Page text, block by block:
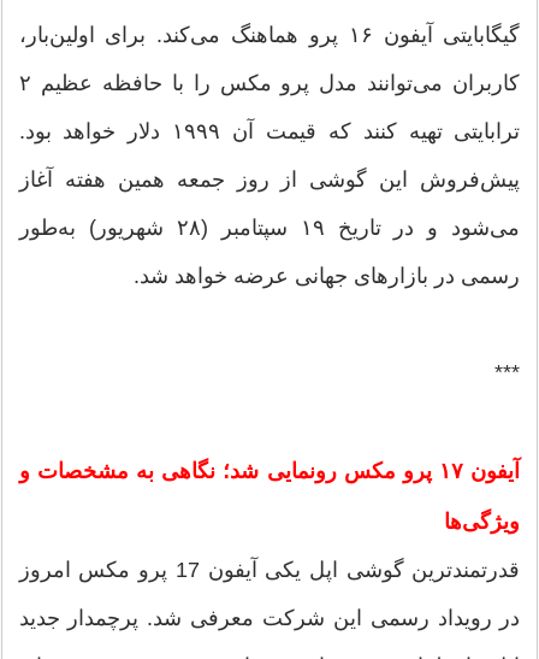
گیگابایتی آیفون ۱۶ پرو هماهنگ می‌کند. برای اولین‌بار،
کاربران می‌توانند مدل پرو مکس را با حافظه عظیم ۲
ترابایتی تهیه کنند که قیمت آن ۱۹۹۹ دلار خواهد بود.
پیش‌فروش این گوشی از روز جمعه همین هفته آغاز
می‌شود و در تاریخ ۱۹ سپتامبر (۲۸ شهریور) به‌طور
رسمی در بازارهای جهانی عرضه خواهد شد.
***
آیفون ۱۷ پرو مکس رونمایی شد؛ نگاهی به مشخصات و
ویژگی‌ها
قدرتمندترین گوشی اپل یکی آیفون 17 پرو مکس امروز
در رویداد رسمی این شرکت معرفی شد. پرچمدار جدید